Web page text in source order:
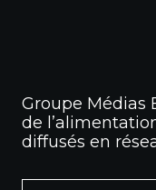
Groupe Médias
de
diffusés en